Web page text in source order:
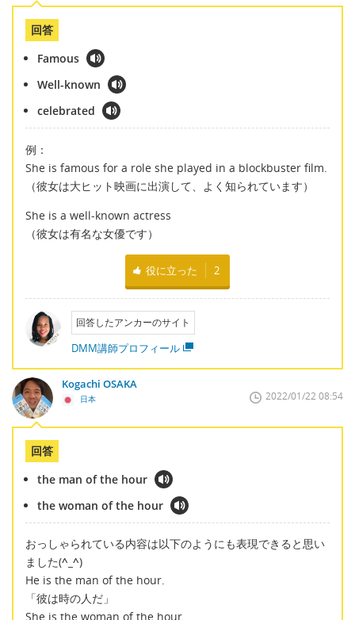
回答
Famous
Well-known
celebrated
例：
She is famous for a role she played in a blockbuster film.
（彼女は大ヒット映画に出演して、よく知られています）
She is a well-known actress
（彼女は有名な女優です）
役に立った 2
回答したアンカーのサイト
DMM講師プロフィール
Kogachi OSAKA
日本 2022/01/22 08:54
回答
the man of the hour
the woman of the hour
おっしゃられている内容は以下のようにも表現できると思い
ました(^_^)
He is the man of the hour.
「彼は時の人だ」
She is the woman of the hour.